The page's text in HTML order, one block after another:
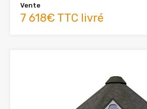
Vente
7 618€ TTC livré